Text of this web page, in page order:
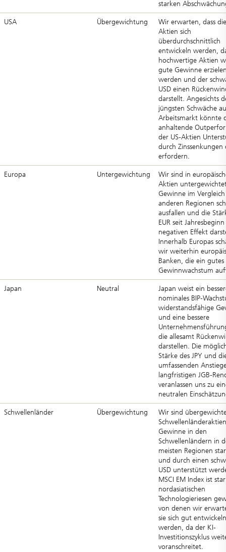
starken
USA Übergewichtung
Wir erwarten, dass
Aktien sich
überdurchschnittlich
entwickeln werden,
hochwertige Aktien
gute Gewinne
werden und der
USD einen
darstellt. Angesichts
jüngsten Schwäche
Arbeitsmarkt könnte
anhaltende
der US-Aktien
durch Zinssenkungen
erfordern.
Europa Untergewichtung
Wir sind in
Aktien
Gewinne im
anderen Regionen
ausfallen und die
EUR seit
negativen Effekt
Innerhalb Europas
wir weiterhin
Banken, die ein gutes
Gewinnwachstum
Japan Neutral
Japan weist ein
nominales BIP-
widerstandsfähige
und eine bessere
die allesamt
darstellen. Die
Stärke des JPY und
umfassenden
langfristigen JGB-
veranlassen uns zu
neutralen
Schwellenländer Übergewichtung
Wir sind
Gewinne in den
Schwellenländern in
meisten Regionen
und durch einen
USD unterstützt
MSCI EM Index ist
nordasiatischen
Technologieriesen
von denen wir
sie sich gut entwickeln
werden, da der KI-
Investitionszyklus
voranschreitet.